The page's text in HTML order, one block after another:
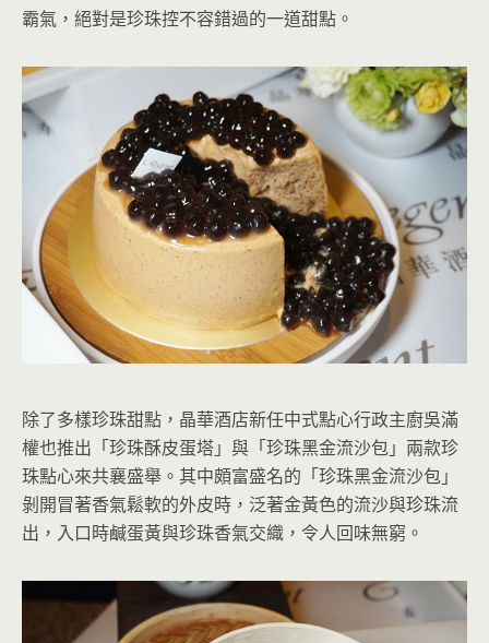
霸氣，絕對是珍珠控不容錯過的一道甜點。
除了多樣珍珠甜點，晶華酒店新任中式點心行政主廚吳滿
權也推出「珍珠酥皮蛋塔」與「珍珠黑金流沙包」兩款珍
珠點心來共襄盛舉。其中頗富盛名的「珍珠黑金流沙包」
剝開冒著香氣鬆軟的外皮時，泛著金黃色的流沙與珍珠流
出，入口時鹹蛋黃與珍珠香氣交織，令人回味無窮。